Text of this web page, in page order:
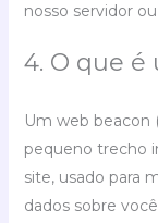
nosso servidor
4. O que é
Um web beacon
pequeno trecho
site, usado para
dados sobre